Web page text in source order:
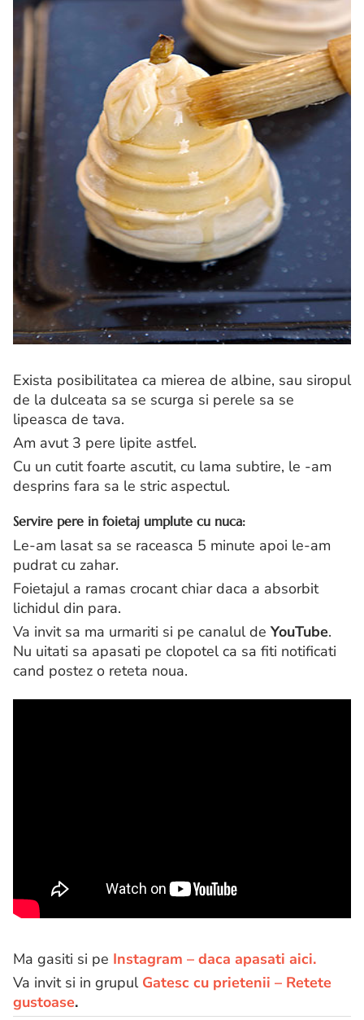
Exista posibilitatea ca mierea de albine, sau siropul
de la dulceata sa se scurga si perele sa se
lipeasca de tava.
Am avut 3 pere lipite astfel.
Cu un cutit foarte ascutit, cu lama subtire, le -am
desprins fara sa le stric aspectul.
Servire pere in foietaj umplute cu nuca:
Le-am lasat sa se raceasca 5 minute apoi le-am
pudrat cu zahar.
Foietajul a ramas crocant chiar daca a absorbit
lichidul din para.
Va invit sa ma urmariti si pe canalul deYouTube.
Nu uitati sa apasati pe clopotel ca sa fiti notificati
cand postez o reteta noua.
Ma gasiti si pe Instagram – daca apasati aici.
Va invit si in grupul Gatesc cu prietenii – Retete
gustoase.